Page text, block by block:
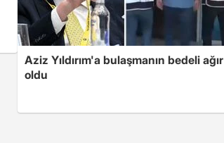
Aziz Yıldırım'a bulaşmanın bedeli ağır
oldu